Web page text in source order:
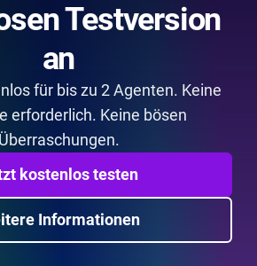
Testversion
an
für bis zu 2 Agenten. Keine
erforderlich. Keine bösen
Überraschungen.
kostenlos testen
Informationen